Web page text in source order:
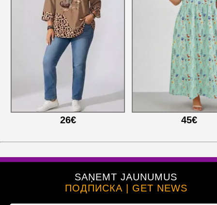
26€ 45€
SAŅEMT JAUNUMUS
ПОДПИСКА | GET NEWS